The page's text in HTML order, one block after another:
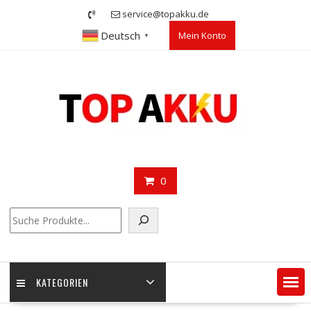
service@topakku.de
Deutsch ▼ Mein Konto
0
KATEGORIEN